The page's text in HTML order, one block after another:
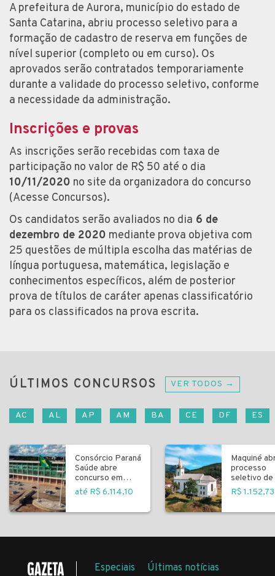
A prefeitura de Aurora, município do estado de
Santa Catarina, abriu processo seletivo para a
formação de cadastro de reserva em funções de
nível superior (completo ou em curso). Os
aprovados serão contratados temporariamente
durante a validade do processo seletivo, conforme
a necessidade da administração.
Inscrições e provas
As inscrições serão recebidas com taxa de
participação no valor de R$ 50 até o dia
10/11/2020 no site da organizadora do concurso
(Acesse Concursos).
Os candidatos serão avaliados no dia 6 de
dezembro de 2020 mediante prova objetiva com
25 questões de múltipla escolha das matérias de
língua portuguesa, matemática, legislação e
conhecimentos específicos, além de posterior
prova de títulos de caráter apenas classificatório
para os classificados na prova escrita.
ÚLTIMOS CONCURSOS VER TODOS →
AC AL AP AM BA CE DF ES
Consórcio Paraná
Saúde abre
concurso em
Curitiba
até R$ 6.114,10
Maquiné
processo
seletivo de
R$ 1.152,73
Especiais
Últimas notícias